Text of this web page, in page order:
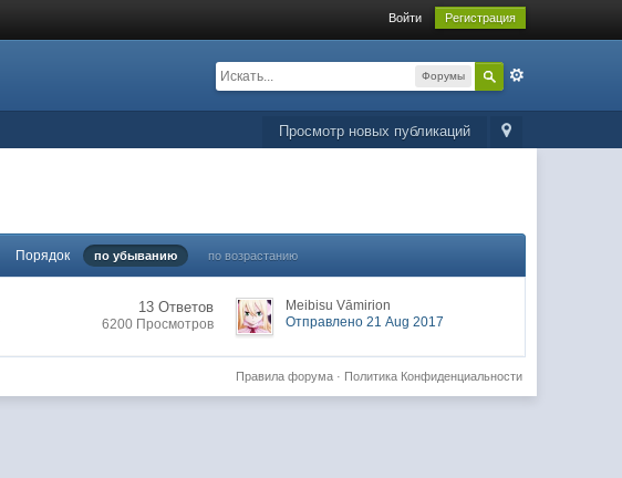
Войти Регистрация
Форумы
Просмотр новых публикаций
Порядок по убыванию по возрастанию
13 Ответов
6200 Просмотров
Meibisu Vāmirion
Отправлено 21 Aug 2017
Политика Конфиденциальности
Правила форума·